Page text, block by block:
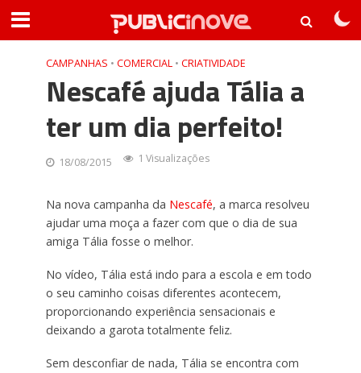
CAMPANHAS • COMERCIAL • CRIATIVIDADE
Nescafé ajuda Tália a
ter um dia perfeito!
18/08/2015 1 Visualizações
Na nova campanha da Nescafé, a marca resolveu
ajudar uma moça a fazer com que o dia de sua
amiga Tália fosse o melhor.
No vídeo, Tália está indo para a escola e em todo
o seu caminho coisas diferentes acontecem,
proporcionando experiência sensacionais e
deixando a garota totalmente feliz.
Sem desconfiar de nada, Tália se encontra com